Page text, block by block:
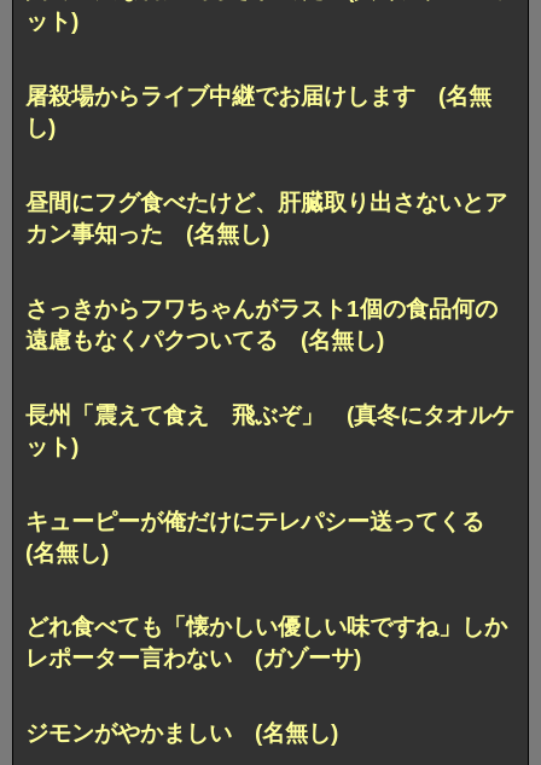
ット)
屠殺場からライブ中継でお届けします (名無
し)
昼間にフグ食べたけど、肝臓取り出さないとア
カン事知った (名無し)
さっきからフワちゃんがラスト1個の食品何の
遠慮もなくパクついてる (名無し)
長州「震えて食え 飛ぶぞ」 (真冬にタオルケ
ット)
キューピーが俺だけにテレパシー送ってくる
(名無し)
どれ食べても「懐かしい優しい味ですね」しか
レポーター言わない (ガゾーサ)
ジモンがやかましい (名無し)